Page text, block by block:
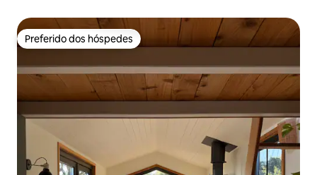
Preferido dos hóspedes
Preferido dos hóspedes